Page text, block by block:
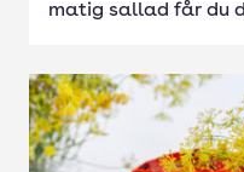
matig sallad får du